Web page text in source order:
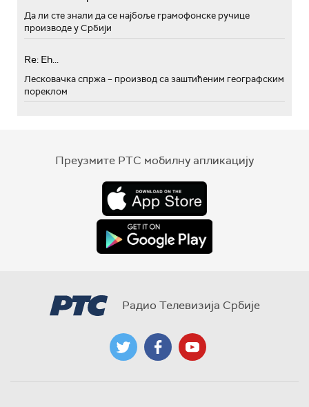
Да ли сте знали да се најбоље грамофонске ручице
производе у Србији
Re: Eh...
Лесковачка спржа – производ са заштићеним географским
пореклом
Преузмите РТС мобилну апликацију
Радио Телевизија Србије